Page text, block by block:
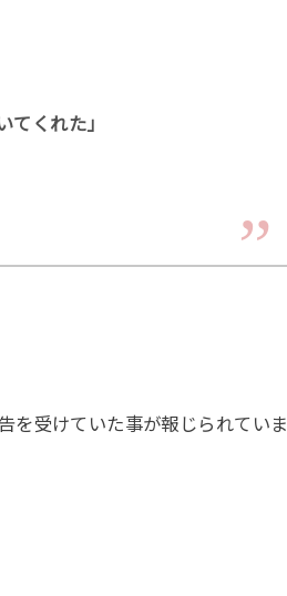
てくれた」
を受けていた事が報じられていま